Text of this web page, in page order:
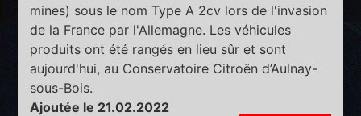
mines) sous le nom Type A 2cv lors de l'invasion
de la France par l'Allemagne. Les véhicules
produits ont été rangés en lieu sûr et sont
aujourd'hui, au Conservatoire Citroën d’Aulnay-
sous-Bois.
Ajoutée le 21.02.2022